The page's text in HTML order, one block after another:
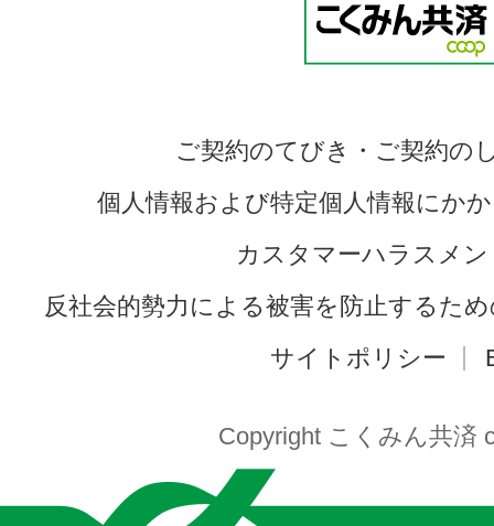
ご契約のてびき・ご契約の
個人情報および特定個人情報にか
カスタマーハラスメ
反社会的勢力による被害を防止するた
サイトポリシー
Copyright こくみん共済